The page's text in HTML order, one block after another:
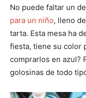
No puede faltar un
para un niño, lleno
tarta. Esta mesa ha
fiesta, tiene su color
comprarlos en azul?
golosinas de todo